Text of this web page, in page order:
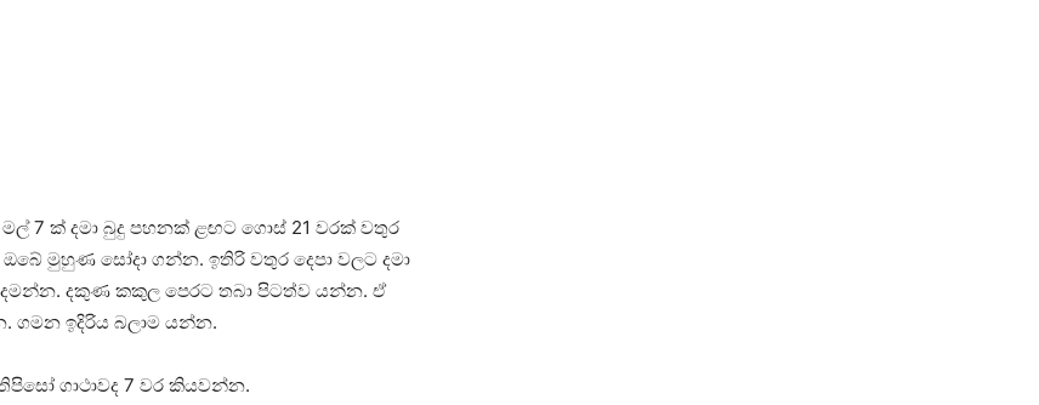
7 ක්‌ දමා බුදු පහනක්‌ ළඟට ගොස්‌ 21 වරක්‌ වතුර
මුහුණ සෝදා ගන්න. ඉතිරි වතුර දෙපා වලට දමා
දකුණ කකුල පෙරට තබා පිටත්ව යන්න. ඒ
ගමන ඉදිරිය බලාම යන්න.
ගාථාවද 7 වර කියවන්න.